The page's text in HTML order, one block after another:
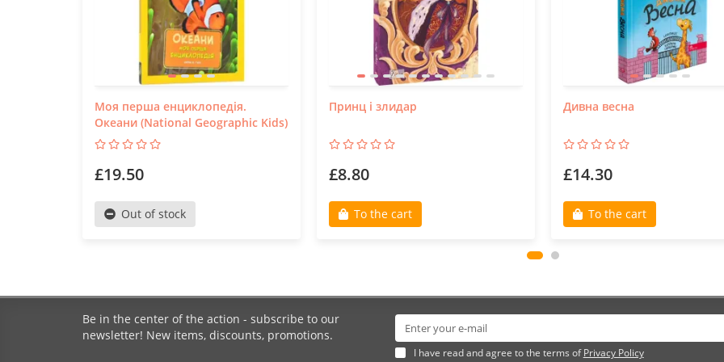
Моя перша енциклопедія.
Океани (National Geographic Kids)
£19.50
Out of stock
Принц і злидар
£8.80
To the cart
Дивна весна
£14.30
To the cart
Be in the center of the action - subscribe to our
newsletter! New items, discounts, promotions.
I have read and agree to the terms ofPrivacy Policy